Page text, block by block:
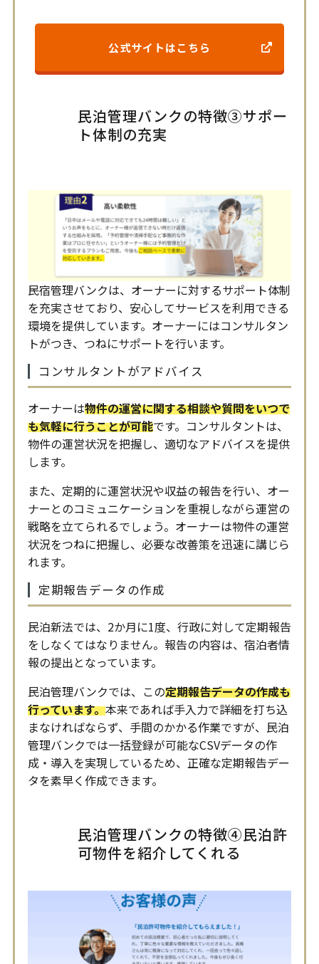
公式サイトはこちら
民泊管理バンクの特徴③サポー
ト体制の充実
民宿管理バンクは、オーナーに対するサポート体制
を充実させており、安心してサービスを利用できる
環境を提供しています。オーナーにはコンサルタン
トがつき、つねにサポートを行います。
コンサルタントがアドバイス
オーナーは物件の運営に関する相談や質問をいつで
も気軽に行うことが可能です。コンサルタントは、
物件の運営状況を把握し、適切なアドバイスを提供
します。
また、定期的に運営状況や収益の報告を行い、オー
ナーとのコミュニケーションを重視しながら運営の
戦略を立てられるでしょう。オーナーは物件の運営
状況をつねに把握し、必要な改善策を迅速に講じら
れます。
定期報告データの作成
民泊新法では、2か月に1度、行政に対して定期報告
をしなくてはなりません。報告の内容は、宿泊者情
報の提出となっています。
民泊管理バンクでは、この定期報告データの作成も
行っています。本来であれば手入力で詳細を打ち込
まなければならず、手間のかかる作業ですが、民泊
管理バンクでは一括登録が可能なCSVデータの作
成・導入を実現しているため、正確な定期報告デー
タを素早く作成できます。
民泊管理バンクの特徴④民泊許
可物件を紹介してくれる